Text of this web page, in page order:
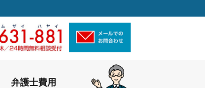
弁護士費用